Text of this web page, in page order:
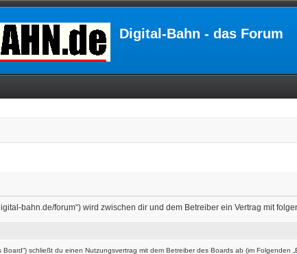
Digital-Bahn - das Forum
bahn.de/forum“) wird zwischen dir und dem Betreiber ein Vertrag mit
Board“) schließt du einen Nutzungsvertrag mit dem Betreiber des Boards ab (im